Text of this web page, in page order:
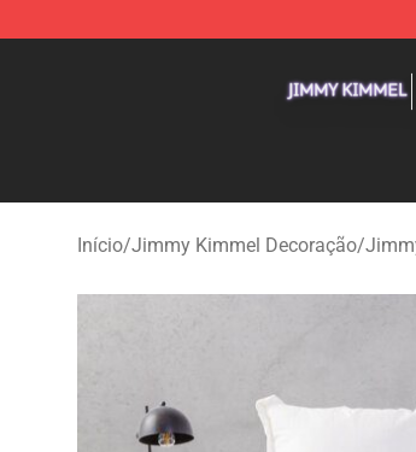
Início/Jimmy Kimmel Decoração/